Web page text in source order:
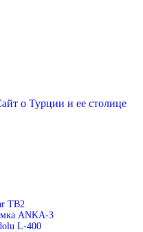
о Турции и ее столице
TB2
ANKA-3
L-400